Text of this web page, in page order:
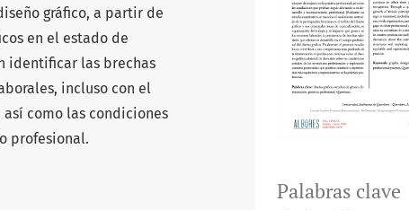
Palabras clave
gráfico, a partir de
en el estado de
identificar las brechas
incluso con el
como las condiciones
profesional.